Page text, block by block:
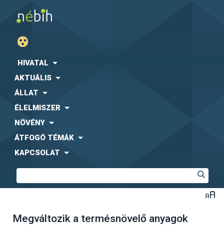
HIVATAL
AKTUÁLIS
ÁLLAT
ÉLELMISZER
NÖVÉNY
ÁTFOGÓ TÉMÁK
KAPCSOLAT
Megváltozik a termésnövelő anyagok